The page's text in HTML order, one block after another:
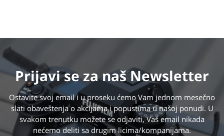
Prijavi seza naš Newsletter
Ostavite svoj email i u proseku ćemo Vam jednom mesečno
slati obaveštenja o akcijama i popustima u našoj ponudi. U
svakom trenutku možete se odjaviti, Vaš email nikada
nećemo deliti sa drugim licima/kompanijama.